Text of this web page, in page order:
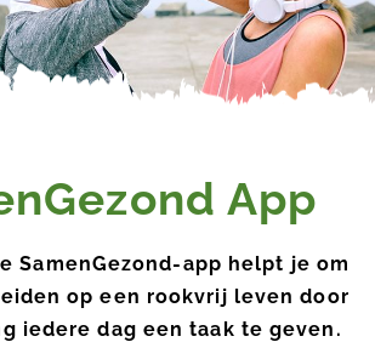
App
SamenGezond-app helpt je om
op een rookvrij leven door
iedere dag een taak te geven.